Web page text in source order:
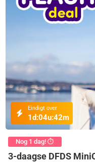
Eindigt over
1d:04u:42m
Nog 1 dag! ⏱️
3-daagse DFDS